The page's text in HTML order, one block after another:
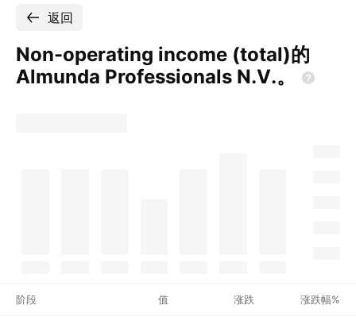
返回
Non-operating income (total)的
Almunda Professionals N.V.。
阶段 值 涨跌 涨跌幅%